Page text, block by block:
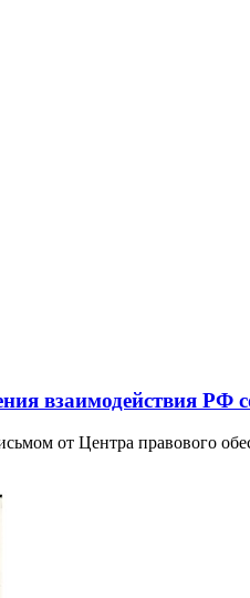
взаимодействия РФ
от Центра правового